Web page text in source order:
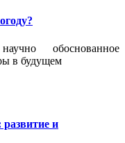
обоснованное
в будущем
и